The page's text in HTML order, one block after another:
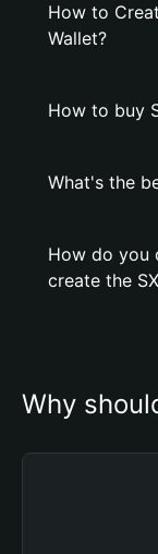
How to
Wallet?
How to buy
What's the
How do you
create the
Why